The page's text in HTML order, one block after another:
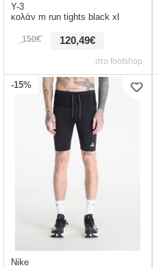
στο footshop
Y-3
κολάν m run tights black xl
120,49€
150€
-15%
Nike